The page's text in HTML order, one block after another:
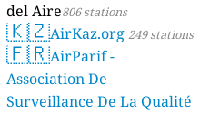
del Aire806 stations
🇰🇿AirKaz.org 249 stations
🇫🇷AirParif -
Association De
Surveillance De La Qualité